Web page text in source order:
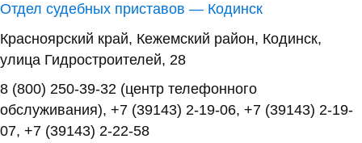
Отдел судебных приставов — Кодинск
Красноярский край, Кежемский район, Кодинск,
улица Гидростроителей, 28
8 (800) 250-39-32 (центр телефонного
обслуживания), +7 (39143) 2-19-06, +7 (39143) 2-19-
07, +7 (39143) 2-22-58